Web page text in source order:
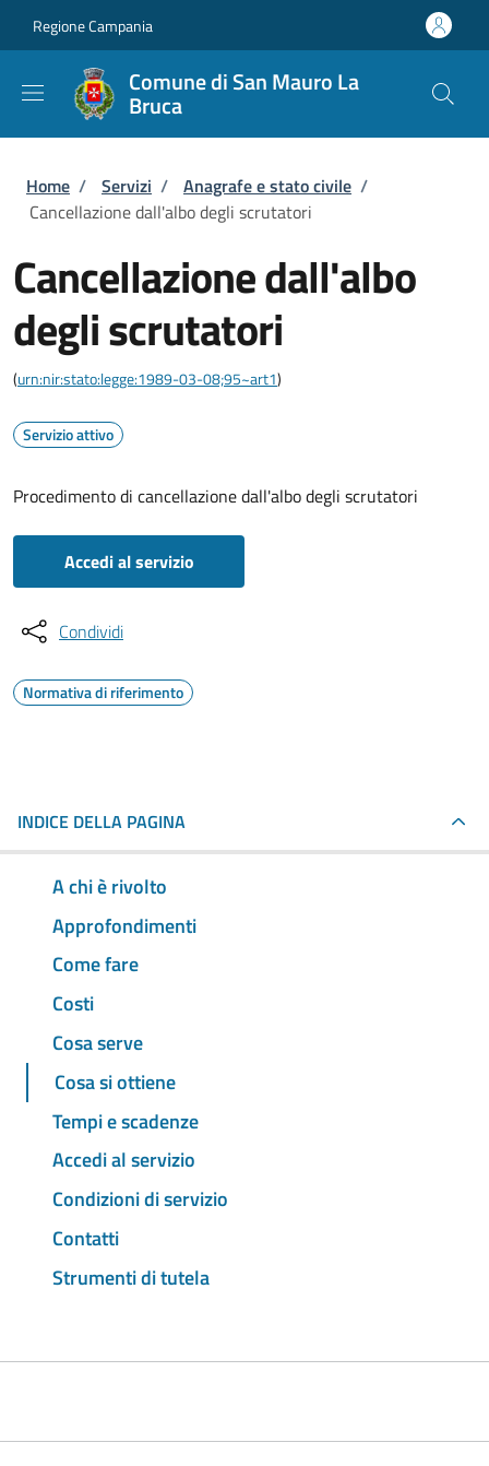
Regione Campania
Comune di San Mauro La
Bruca
Briciole di pane
Home / Servizi / Anagrafe e stato civile /
Cancellazione dall'albo degli scrutatori
Cancellazione dall'albo
degli scrutatori
(urn:nir:stato:legge:1989-03-08;95~art1)
Servizio attivo
Procedimento di cancellazione dall'albo degli scrutatori
Accedi al servizio
Condividi
Normativa di riferimento
INDICE DELLA PAGINA
A chi è rivolto
Approfondimenti
Come fare
Costi
Cosa serve
Cosa si ottiene
Tempi e scadenze
Accedi al servizio
Condizioni di servizio
Contatti
Strumenti di tutela